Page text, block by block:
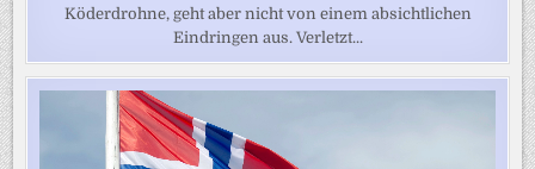
Köderdrohne, geht aber nicht von einem absichtlichen
Eindringen aus. Verletzt...